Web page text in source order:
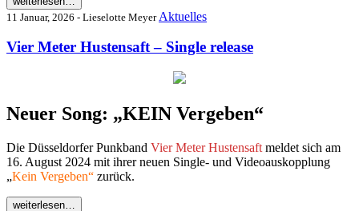
11 Januar, 2026 - Lieselotte Meyer Aktuelles
Vier Meter Hustensaft – Single release
Neuer Song: „KEIN Vergeben“
Die Düsseldorfer Punkband Vier Meter Hustensaft meldet sich am
16. August 2024 mit ihrer neuen Single- und Videoauskopplung
„Kein Vergeben“ zurück.
weiterlesen…